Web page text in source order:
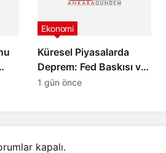
Küresel Piyasalarda
Deprem: Fed Baskısı ve
Barış Rüzgarları Altını
Ekonomi
1 gün önce
kapalı.